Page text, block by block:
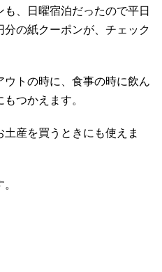
、日曜宿泊だったので平日
の紙クーポンが、チェック
トの時に、食事の時に飲ん
つかえます。
産を買うときにも使えま